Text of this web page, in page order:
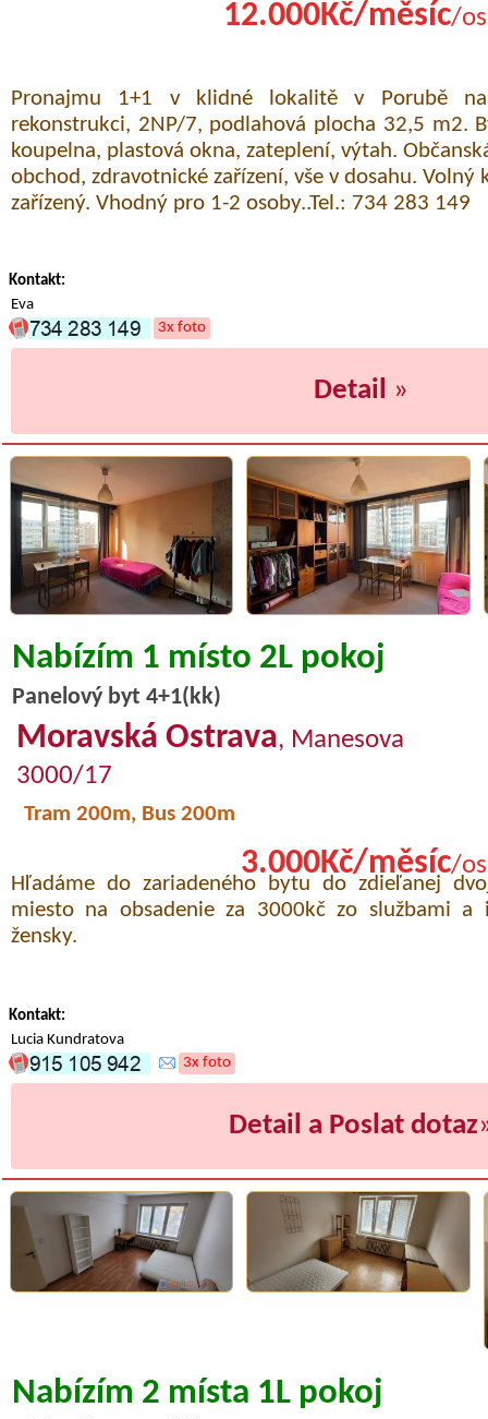
12.000Kč/měsíc/
Pronajmu 1+1 v klidné lokalitě v Porubě
rekonstrukci, 2NP/7, podlahová plocha 32,5 m2.
koupelna, plastová okna, zateplení, výtah.
obchod, zdravotnické zařízení, vše v dosahu. Volný
zařízený. Vhodný pro 1-2 osoby..Tel.: 734 283 149
Kontakt:
Eva
3x foto
Detail »
Nabízím 1 místo 2L pokoj
Panelový byt 4+1(kk)
Moravská Ostrava, Manesova
3000/17
Tram 200m, Bus 200m
3.000Kč/měsíc/
Hľadáme do zariadeného bytu do zdieľanej
miesto na obsadenie za 3000kč zo službami a
žensky.
Kontakt:
Lucia Kundratova
3x foto
Detail a Poslat dotaz
Nabízím 2 místa 1L pokoj